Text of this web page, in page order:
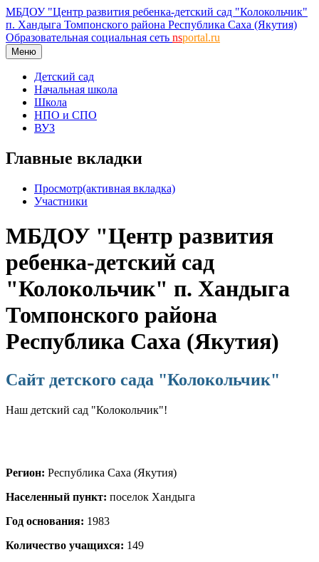
МБДОУ "Центр развития ребенка-детский сад "Колокольчик"
п. Хандыга Томпонского района Республика Саха (Якутия)
Образовательная социальная сеть nsportal.ru
Меню
Детский сад
Начальная школа
Школа
НПО и СПО
ВУЗ
Главные вкладки
Просмотр(активная вкладка)
Участники
МБДОУ "Центр развития
ребенка-детский сад
"Колокольчик" п. Хандыга
Томпонского района
Республика Саха (Якутия)
Сайт детского сада "Колокольчик"
Наш детский сад "Колокольчик"!
Регион: Республика Саха (Якутия)
Населенный пункт: поселок Хандыга
Год основания: 1983
Количество учащихся: 149